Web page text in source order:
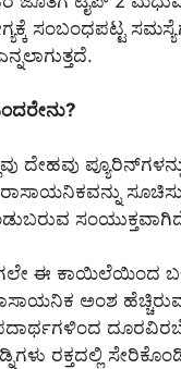
ಸಂಬಂಧಪಟ್ಟ
ದೇಹವು
ಈ ಕಾಯಿಲೆಯಿಂದ
ಅಂಶ
ರಕ್ತದಲ್ಲಿ